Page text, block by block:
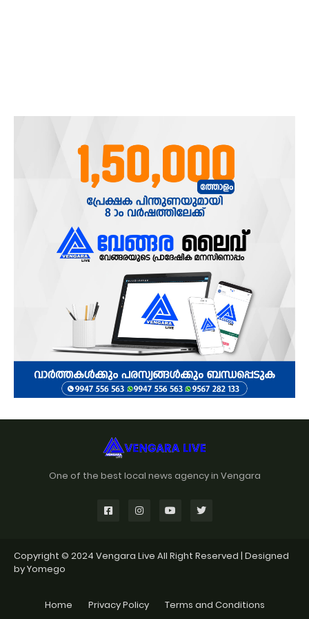
One of the best local news agency in Vengara
Copyright © 2024 Vengara Live All Right Reserved | Designed
byYomego
Home Privacy Policy Terms and Conditions